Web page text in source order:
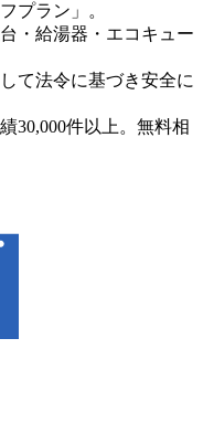
プラン」。
・給湯器・エコキュー
て法令に基づき安全に
30,000件以上。無料相